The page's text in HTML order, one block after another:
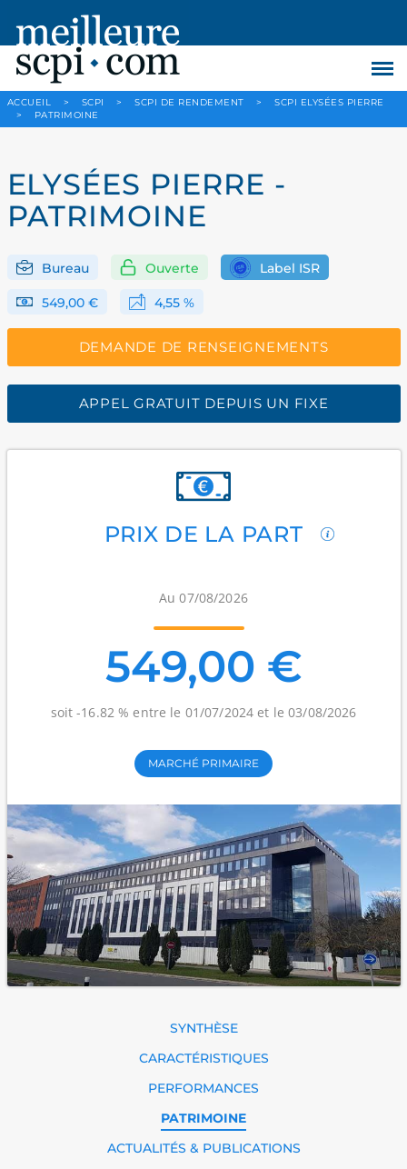
ACCUEIL > SCPI > SCPI DE RENDEMENT >
SCPI ELYSÉES PIERRE
>
PATRIMOINE
ELYSÉES PIERRE -
PATRIMOINE
Bureau Ouverte Label ISR
549,00 € 4,55 %
DEMANDE DE RENSEIGNEMENTS
APPEL GRATUIT DEPUIS UN FIXE
PRIX DE LA PART
Au 07/08/2026
549,00 €
soit -16.82 % entre le 01/07/2024 et le 03/08/2026
MARCHÉ PRIMAIRE
SYNTHÈSE
CARACTÉRISTIQUES
PERFORMANCES
PATRIMOINE
ACTUALITÉS & PUBLICATIONS